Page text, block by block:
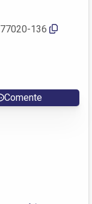
136
Comente